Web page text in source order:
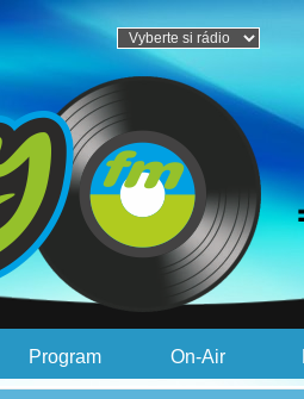
Program On-Air